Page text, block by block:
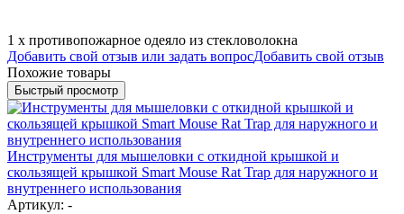
1 х противопожарное одеяло из стекловолокна
Добавить свой отзыв или задать вопросДобавить свой отзыв
Похожие товары
Быстрый просмотр
Инструменты для мышеловки с откидной крышкой и
скользящей крышкой Smart Mouse Rat Trap для наружного и
внутреннего использования
Артикул: -